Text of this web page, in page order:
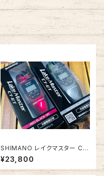
SHIMANO レイクマスター CT
-ET【2024秋冬新色】
¥23,800